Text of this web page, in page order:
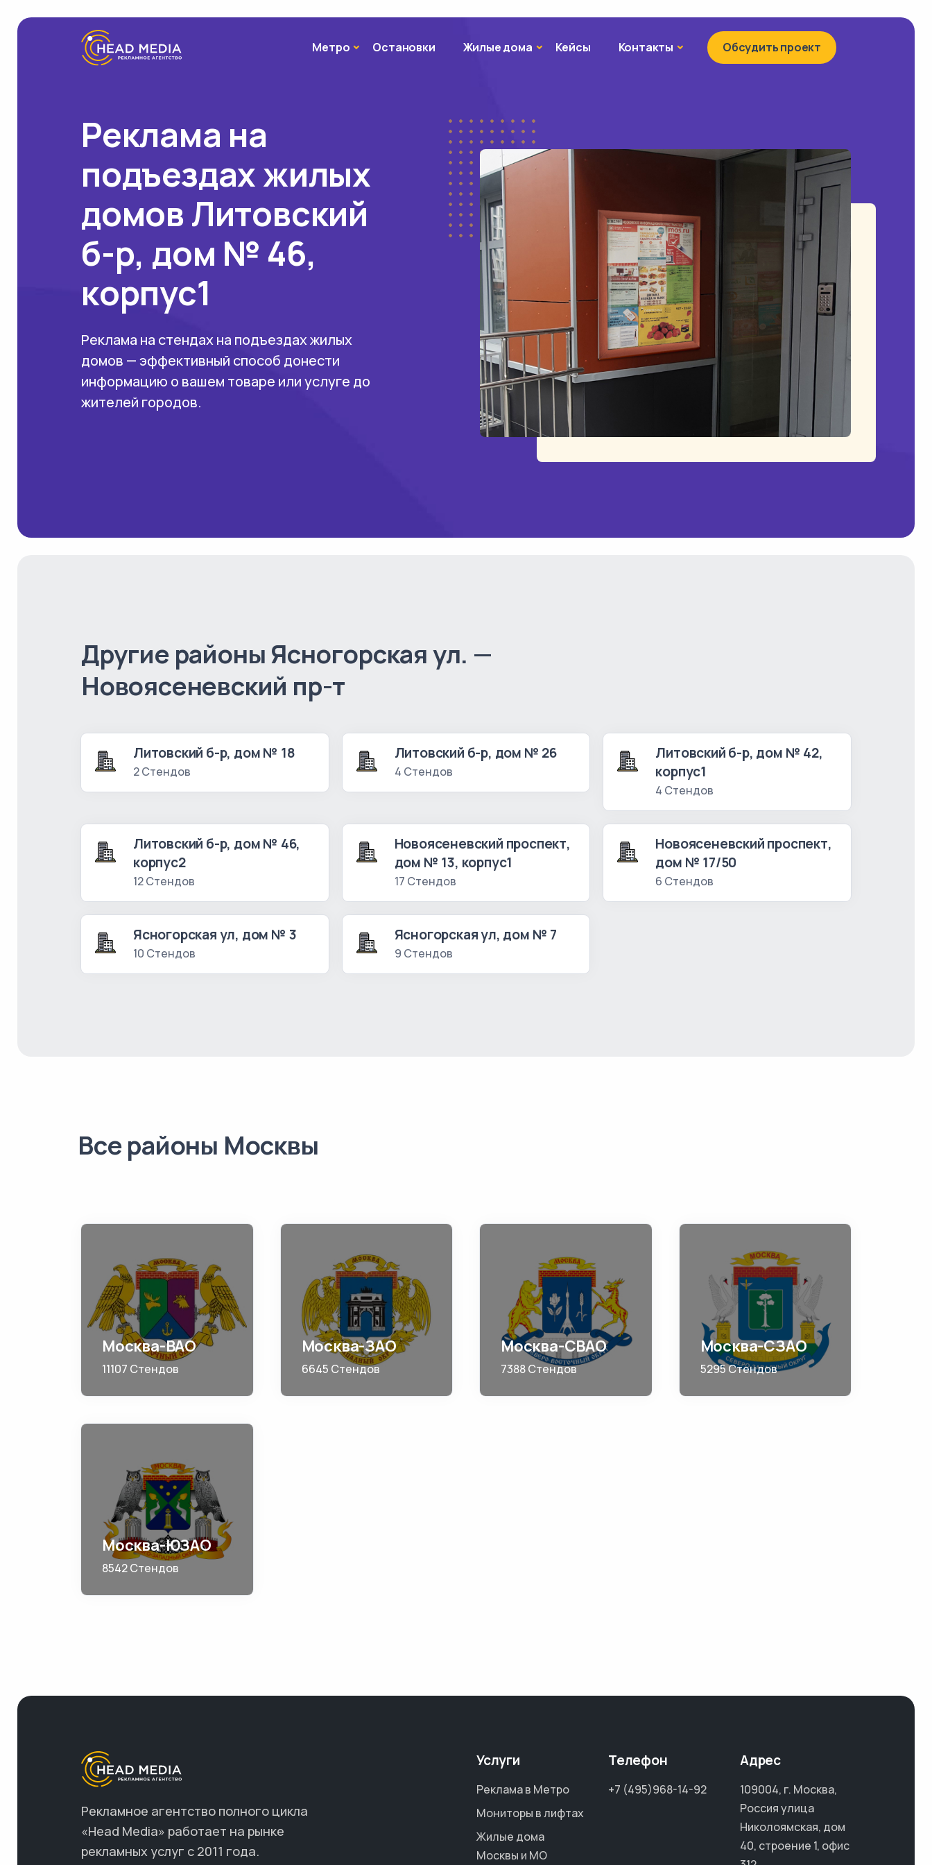
МетроМетроОстановки Жилые домаЖилые дома
Кейсы Контакты КонтактыОбсудить проект
Реклама на
подъездах жилых
домов Литовский
б-р, дом № 46,
корпус1
Реклама на стендах на подъездах жилых
домов — эффективный способ донести
информацию о вашем товаре или услуге до
жителей городов.
Другие районы Ясногорская ул. —
Новоясеневский пр-т
Литовский б-р, дом № 18
2 Стендов
Литовский б-р, дом № 26
4 Стендов
Литовский б-р, дом № 42,
корпус1
4 Стендов
Литовский б-р, дом № 46,
корпус2
12 Стендов
Новоясеневский проспект,
дом № 13, корпус1
17 Стендов
Новоясеневский проспект,
дом № 17/50
6 Стендов
Ясногорская ул, дом № 3
10 Стендов
Ясногорская ул, дом № 7
9 Стендов
Все районы Москвы
Москва-ВАО
11107 Стендов
Москва-ЗАО
6645 Стендов
Москва-СВАО
7388 Стендов
Москва-СЗАО
5295 Стендов
Москва-ЮЗАО
8542 Стендов
Рекламное агентство полного цикла
«Head Media» работает на рынке
рекламных услуг с 2011 года.
Услуги
Реклама в Метро
Мониторы в лифтах
Жилые дома
Москвы и МО
Телефон
+7 (495)968-14-92
Адрес
109004, г. Москва,
Россия улица
Николоямская, дом
40, строение 1, офис